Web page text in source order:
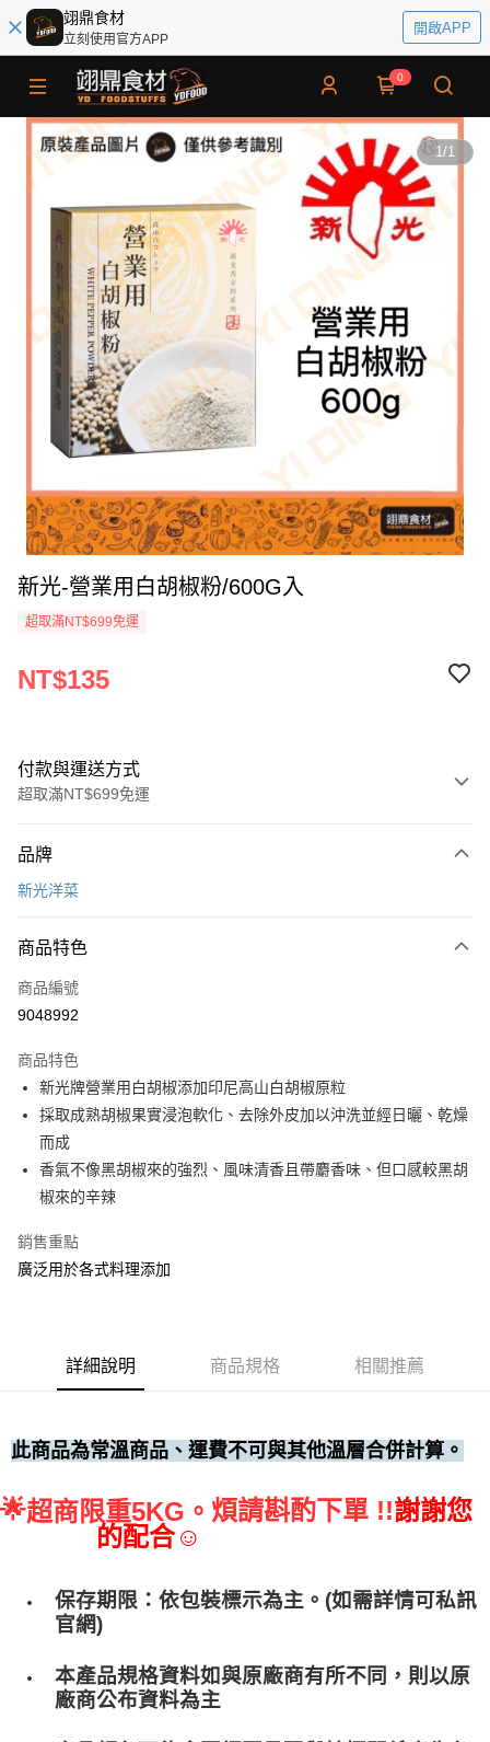
翊鼎食材
立刻使用官方APP
開啟APP
0
1/1
新光-營業用白胡椒粉/600G入
超取滿NT$699免運
NT$135
付款與運送方式
超取滿NT$699免運
信用卡一次付款
運送方式
• 付款後全家取貨
• 付款後7-11取貨
每筆NT$60，滿NT$699(含以上)免運費
(請點開選項勾選)
每筆NT$250
品牌
新光洋菜
商品特色
商品編號
9048992
商品特色
新光牌營業用白胡椒添加印尼高山白胡椒原粒
採取成熟胡椒果實浸泡軟化、去除外皮加以沖洗並經日曬、乾燥
而成
香氣不像黑胡椒來的強烈、風味清香且帶麝香味、但口感較黑胡
椒來的辛辣
銷售重點
廣泛用於各式料理添加
詳細說明 商品規格 相關推薦
此商品為常溫商品、運費不可與其他溫層合併計算。
🌟超商限重5KG。 煩請斟酌下單 !!謝謝您
的配合☺
保存期限：依包裝標示為主。(如需詳情可私訊
官網)
本產品規格資料如與原廠商有所不同，則以原
廠商公布資料為主